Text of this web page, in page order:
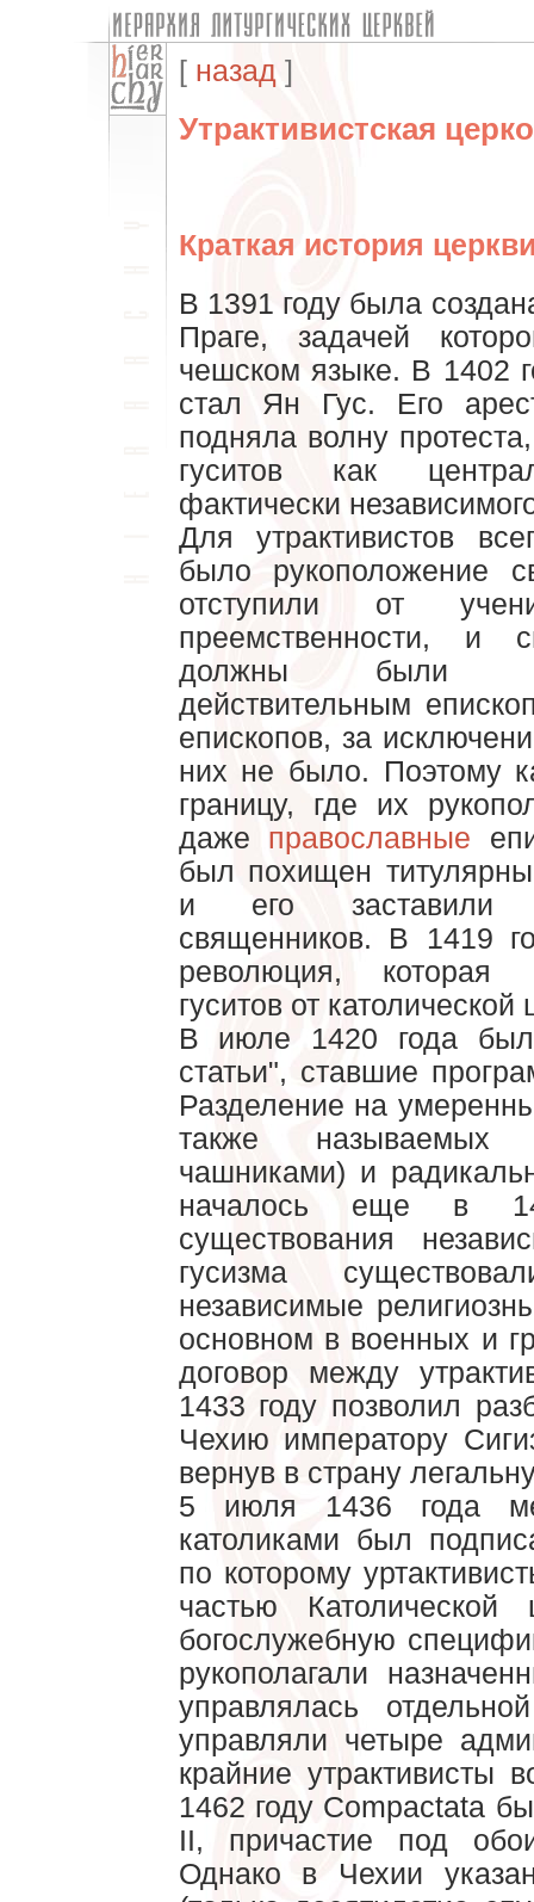
[ назад ]
Утрактивистская
Краткая история
В 1391 году была
Праге, задачей
чешском языке. В 1402
стал Ян Гус. Его
подняла волну
гуситов как
фактически
Для утрактивистов
было рукоположение
отступили от
преемственности, и
должны были
действительным
епископов, за
них не было. Поэтому
границу, где их
даже православные
был похищен
и его заставили
священников. В 1419
революция, которая
гуситов от католической
В июле 1420 года
статьи", ставшие
Разделение на
также называемых
чашниками) и
началось еще в
существования
гусизма
независимые
основном в военных и
договор между
1433 году позволил
Чехию императору
вернув в страну
5 июля 1436 года
католиками был
по которому
частью
богослужебную
рукополагали
управлялась
управляли четыре
крайние утрактивисты
1462 году Compactata
II, причастие под
Однако в Чехии